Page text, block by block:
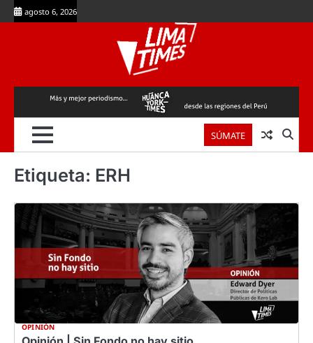
Skip
to
agosto 6, 2026
SÚMATE
Etiqueta: ERH
OPINIÓN